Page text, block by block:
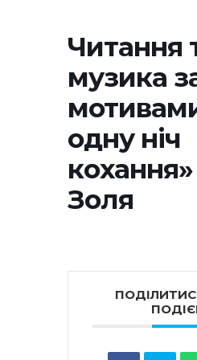
Читання
музика
одну ніч
Золя